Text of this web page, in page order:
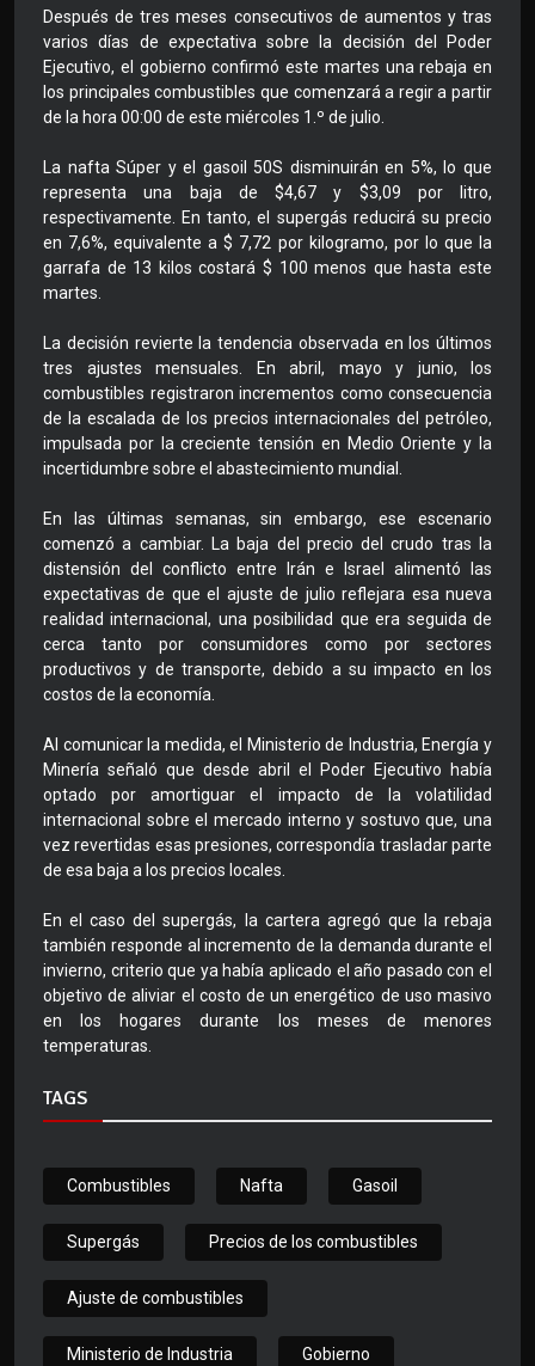
Después de tres meses consecutivos de aumentos y tras
varios días de expectativa sobre la decisión del Poder
Ejecutivo, el gobierno confirmó este martes una rebaja en
los principales combustibles que comenzará a regir a partir
de la hora 00:00 de este miércoles 1.º de julio.
La nafta Súper y el gasoil 50S disminuirán en 5%, lo que
representa una baja de $4,67 y $3,09 por litro,
respectivamente. En tanto, el supergás reducirá su precio
en 7,6%, equivalente a $ 7,72 por kilogramo, por lo que la
garrafa de 13 kilos costará $ 100 menos que hasta este
martes.
La decisión revierte la tendencia observada en los últimos
tres ajustes mensuales. En abril, mayo y junio, los
combustibles registraron incrementos como consecuencia
de la escalada de los precios internacionales del petróleo,
impulsada por la creciente tensión en Medio Oriente y la
incertidumbre sobre el abastecimiento mundial.
En las últimas semanas, sin embargo, ese escenario
comenzó a cambiar. La baja del precio del crudo tras la
distensión del conflicto entre Irán e Israel alimentó las
expectativas de que el ajuste de julio reflejara esa nueva
realidad internacional, una posibilidad que era seguida de
cerca tanto por consumidores como por sectores
productivos y de transporte, debido a su impacto en los
costos de la economía.
Al comunicar la medida, el Ministerio de Industria, Energía y
Minería señaló que desde abril el Poder Ejecutivo había
optado por amortiguar el impacto de la volatilidad
internacional sobre el mercado interno y sostuvo que, una
vez revertidas esas presiones, correspondía trasladar parte
de esa baja a los precios locales.
En el caso del supergás, la cartera agregó que la rebaja
también responde al incremento de la demanda durante el
invierno, criterio que ya había aplicado el año pasado con el
objetivo de aliviar el costo de un energético de uso masivo
en los hogares durante los meses de menores
temperaturas.
TAGS
Combustibles Nafta Gasoil
Supergás Precios de los combustibles
Ajuste de combustibles
Ministerio de Industria Gobierno